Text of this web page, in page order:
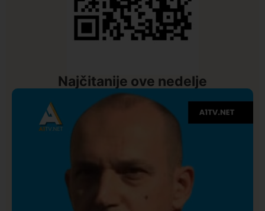
Najčitanije ove nedelje